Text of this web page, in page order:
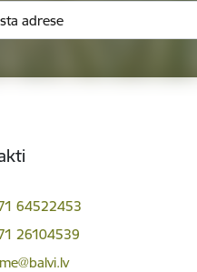
64522453
26104539